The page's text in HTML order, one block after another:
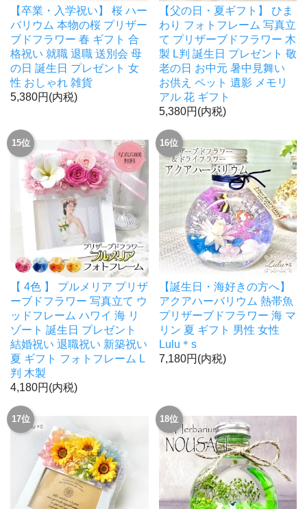
【卒業・入学祝い】 桜 ハー
バリウム 本物の桜 プリザー
ブドフラワー 春 ギフト 合
格祝い 就職 退職 送別会 母
の日 誕生日 プレゼント 女
性 おしゃれ 雑貨
5,380円(内税)
【父の日・夏ギフト】 ひま
わり フォトフレーム 写真立
て プリザーブドフラワー 木
製 L判 誕生日 プレゼント 敬
老の日 お中元 暑中見舞い
お供え ペット 遺影 メモリ
アル 花 ギフト
5,380円(内税)
15位
【 4色 】 プルメリア プリザ
ーブドフラワー 写真立て ウ
ッドフレーム ハワイ 海 リ
ゾート 誕生日 プレゼント
結婚祝い 退職祝い 新築祝い
夏 ギフト フォトフレーム L
判 木製
4,180円(内税)
16位
【誕生日・海好きの方へ】
アクアハーバリウム 熱帯魚
プリザーブドフラワー 海 マ
リン 夏 ギフト 男性 女性
Lulu＊s
7,180円(内税)
17位 18位